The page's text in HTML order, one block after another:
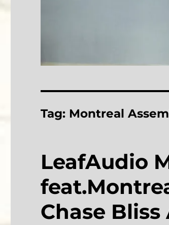
Tag: Montreal
LeafAudio
Chase